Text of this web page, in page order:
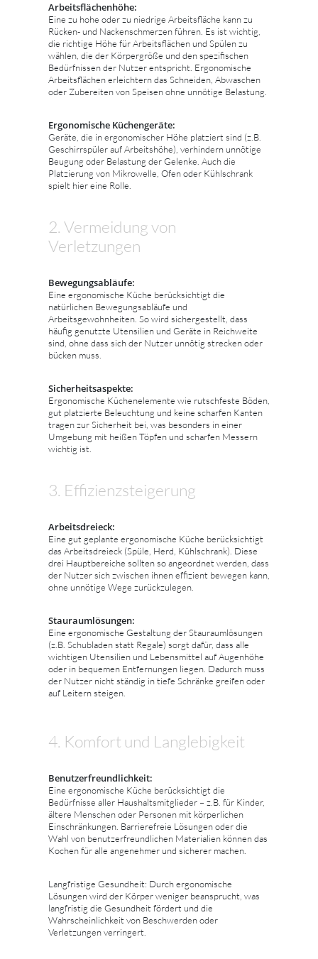
Arbeitsflächenhöhe:
Eine zu hohe oder zu niedrige Arbeitsfläche kann zu
Rücken- und Nackenschmerzen führen. Es ist wichtig,
die richtige Höhe für Arbeitsflächen und Spülen zu
wählen, die der Körpergröße und den spezifischen
Bedürfnissen der Nutzer entspricht. Ergonomische
Arbeitsflächen erleichtern das Schneiden, Abwaschen
oder Zubereiten von Speisen ohne unnötige Belastung.
Ergonomische Küchengeräte:
Geräte, die in ergonomischer Höhe platziert sind (z.B.
Geschirrspüler auf Arbeitshöhe), verhindern unnötige
Beugung oder Belastung der Gelenke. Auch die
Platzierung von Mikrowelle, Ofen oder Kühlschrank
spielt hier eine Rolle.
2. Vermeidung von
Verletzungen
Bewegungsabläufe:
Eine ergonomische Küche berücksichtigt die
natürlichen Bewegungsabläufe und
Arbeitsgewohnheiten. So wird sichergestellt, dass
häufig genutzte Utensilien und Geräte in Reichweite
sind, ohne dass sich der Nutzer unnötig strecken oder
bücken muss.
Sicherheitsaspekte:
Ergonomische Küchenelemente wie rutschfeste Böden,
gut platzierte Beleuchtung und keine scharfen Kanten
tragen zur Sicherheit bei, was besonders in einer
Umgebung mit heißen Töpfen und scharfen Messern
wichtig ist.
3. Effizienzsteigerung
Arbeitsdreieck:
Eine gut geplante ergonomische Küche berücksichtigt
das Arbeitsdreieck (Spüle, Herd, Kühlschrank). Diese
drei Hauptbereiche sollten so angeordnet werden, dass
der Nutzer sich zwischen ihnen effizient bewegen kann,
ohne unnötige Wege zurückzulegen.
Stauraumlösungen:
Eine ergonomische Gestaltung der Stauraumlösungen
(z.B. Schubladen statt Regale) sorgt dafür, dass alle
wichtigen Utensilien und Lebensmittel auf Augenhöhe
oder in bequemen Entfernungen liegen. Dadurch muss
der Nutzer nicht ständig in tiefe Schränke greifen oder
auf Leitern steigen.
4. Komfort und Langlebigkeit
Benutzerfreundlichkeit:
Eine ergonomische Küche berücksichtigt die
Bedürfnisse aller Haushaltsmitglieder – z.B. für Kinder,
ältere Menschen oder Personen mit körperlichen
Einschränkungen. Barrierefreie Lösungen oder die
Wahl von benutzerfreundlichen Materialien können das
Kochen für alle angenehmer und sicherer machen.
Langfristige Gesundheit: Durch ergonomische
Lösungen wird der Körper weniger beansprucht, was
langfristig die Gesundheit fördert und die
Wahrscheinlichkeit von Beschwerden oder
Verletzungen verringert.